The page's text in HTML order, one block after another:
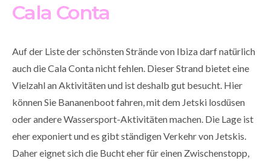
Cala Conta
Auf der Liste der schönsten Strände von Ibiza darf natürlich
auch die Cala Conta nicht fehlen. Dieser Strand bietet eine
Vielzahl an Aktivitäten und ist deshalb gut besucht. Hier
können Sie Bananenboot fahren, mit dem Jetski losdüsen
oder andere Wassersport-Aktivitäten machen. Die Lage ist
eher exponiert und es gibt ständigen Verkehr von Jetskis.
Daher eignet sich die Bucht eher für einen Zwischenstopp,